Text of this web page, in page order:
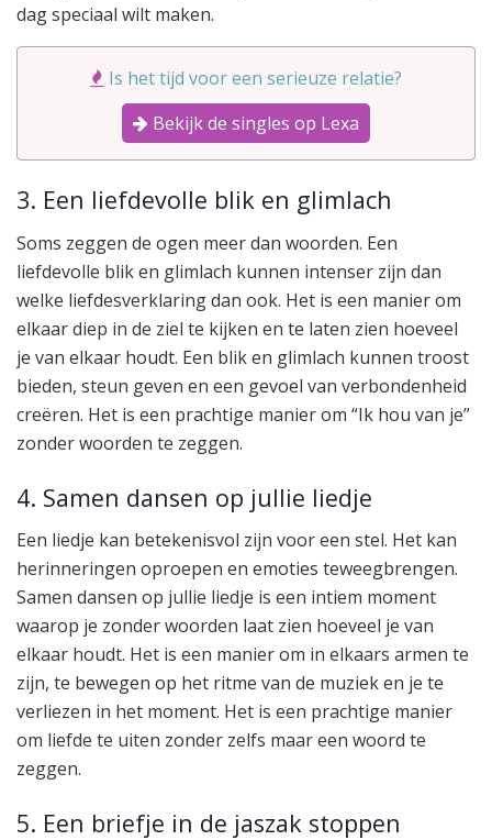
dag speciaal wilt maken.
Is het tijd voor een serieuze relatie?
Bekijk de singles op Lexa
3. Een liefdevolle blik en glimlach
Soms zeggen de ogen meer dan woorden. Een
liefdevolle blik en glimlach kunnen intenser zijn dan
welke liefdesverklaring dan ook. Het is een manier om
elkaar diep in de ziel te kijken en te laten zien hoeveel
je van elkaar houdt. Een blik en glimlach kunnen troost
bieden, steun geven en een gevoel van verbondenheid
creëren. Het is een prachtige manier om “Ik hou van je”
zonder woorden te zeggen.
4. Samen dansen op jullie liedje
Een liedje kan betekenisvol zijn voor een stel. Het kan
herinneringen oproepen en emoties teweegbrengen.
Samen dansen op jullie liedje is een intiem moment
waarop je zonder woorden laat zien hoeveel je van
elkaar houdt. Het is een manier om in elkaars armen te
zijn, te bewegen op het ritme van de muziek en je te
verliezen in het moment. Het is een prachtige manier
om liefde te uiten zonder zelfs maar een woord te
zeggen.
5. Een briefje in de jaszak stoppen